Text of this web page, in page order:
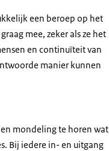
een beroep op het
mee, zeker als ze het
en continuïteit van
manier kunnen
mondeling te horen wat
Bij iedere in- en uitgang